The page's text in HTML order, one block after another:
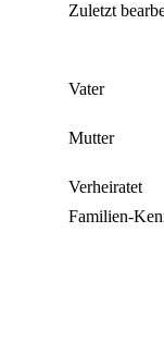
Zuletzt
Vater
Mutter
Verheiratet
Familien-